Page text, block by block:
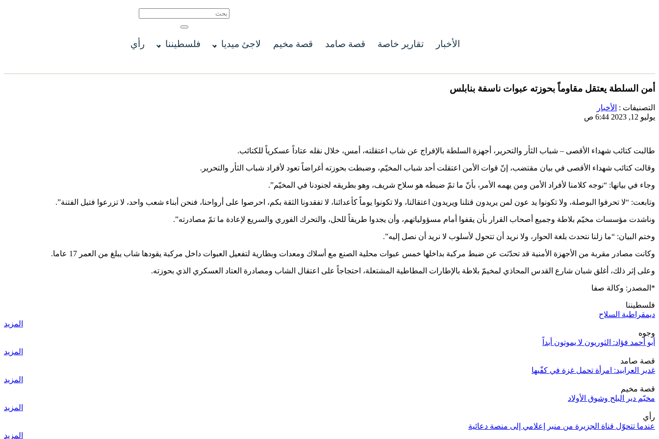
الأخبار تقارير خاصة قصة صامد قصة مخيم لاجئ ميديا فلسطيننا رأي
أمن السلطة يعتقل مقاوماً بحوزته عبوات ناسفة بنابلس
التصنيفات : الأخبار
يوليو 12, 2023 6:44 ص
طالبت كتائب شهداء الأقصى – شباب الثأر والتحرير، أجهزة السلطة بالإفراج عن شاب اعتقلته، أمس، خلال نقله عتاداً عسكرياً للكتائب.
وقالت كتائب شهداء الأقصى في بيان مقتضب، إنّ قوات الأمن اعتقلت أحد شباب المخيّم، وضبطت بحوزته أغراضاً تعود لأفراد شباب الثأر والتحرير.
وجاء في بيانها: “نوجه كلامنا لأفراد الأمن ومن يهمه الأمر، بأنّ ما تمّ ضبطه هو سلاح شريف، وهو بطريقه لجنودنا في المخيّم”.
وتابعت: “لا تحرفوا البوصلة، ولا تكونوا يد عون لمن يريدون قتلنا ويريدون اعتقالنا، ولا تكونوا يوماً كأعدائنا، لا تفقدونا الثقة بكم، احرصوا على أرواحنا، فنحن أبناء شعب واحد، لا تزرعوا فتيل الفتنة”.
وناشدت مؤسسات مخيّم بلاطة وجميع أصحاب القرار بأن يقفوا أمام مسؤولياتهم، وأن يجدوا طريقاً للحل، والتحرك الفوري والسريع لإعادة ما تمّ مصادرته”.
وختم البيان: “ما زلنا نتحدث بلغة الحوار، ولا نريد أن تتحول لأسلوب لا نريد أن نصل إليه”.
وكانت مصادر مقربة من الأجهزة الأمنية قد تحدّثت عن ضبط مركبة بداخلها خمس عبوات محلية الصنع مع أسلاك ومعدات وبطارية لتفعيل العبوات داخل مركبة يقودها شاب يبلغ من العمر 17 عاما.
وعلى إثر ذلك، أغلق شبان شارع القدس المحاذي لمخيمّ بلاطة بالإطارات المطاطية المشتعلة، احتجاجاً على اعتقال الشاب ومصادرة العتاد العسكري الذي بحوزته.
*المصدر: وكالة صفا
فلسطيننا
ديمقراطية السلاح
المزيد
وجوه
أبو أحمد فؤاد: الثوريون لا يموتون أبداً
المزيد
قصة صامد
غدير العرابيد: امرأة تحمل غزة في كفّيها
المزيد
قصة مخيم
مخيّم دير البلح وشوق الأولاد
المزيد
رأي
عندما تتحوّل قناة الجزيرة من منبر إعلامي إلى منصة دعائية
المزيد